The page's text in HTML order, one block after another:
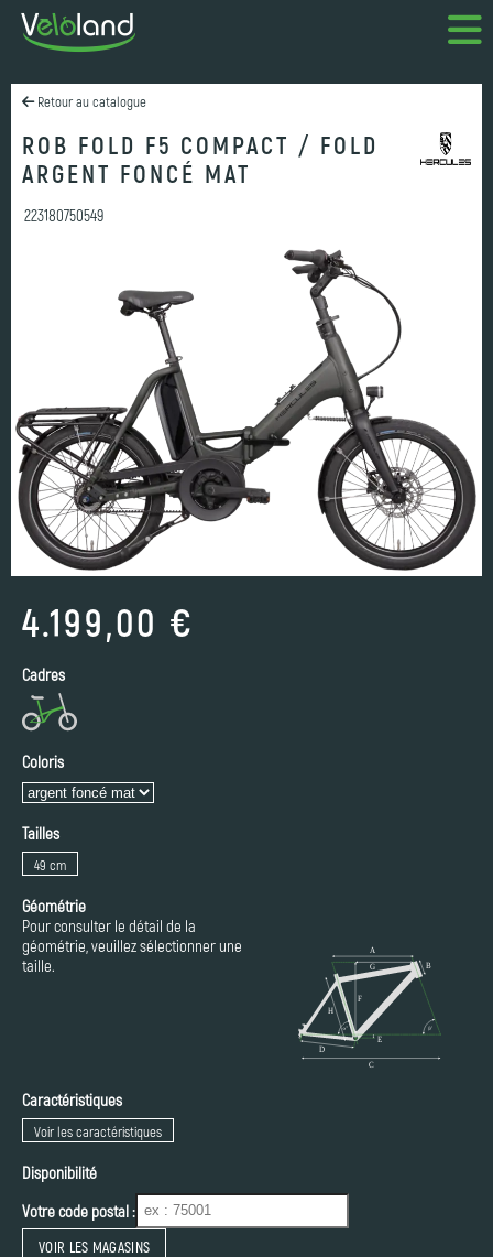
Retour au catalogue
ROB FOLD F5 COMPACT / FOLD
ARGENT FONCÉ MAT
223180750549
4.199,00 €
Cadres
Coloris
Tailles
49 cm
Géométrie
Pour consulter le détail de la
géométrie, veuillez sélectionner une
taille.
Caractéristiques
Voir les caractéristiques
Disponibilité
Votre code postal :
VOIR LES MAGASINS